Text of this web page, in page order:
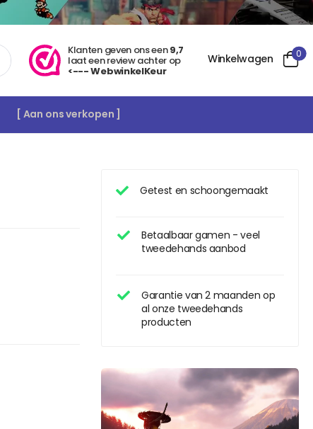
Klanten geven ons een9,7
laat een review achter op
<--- WebwinkelKeur
Winkelwagen 0
[ Aan ons verkopen ]
Getest en schoongemaakt
Betaalbaar gamen - veel
tweedehands aanbod
Garantie van 2 maanden op
al onze tweedehands
producten